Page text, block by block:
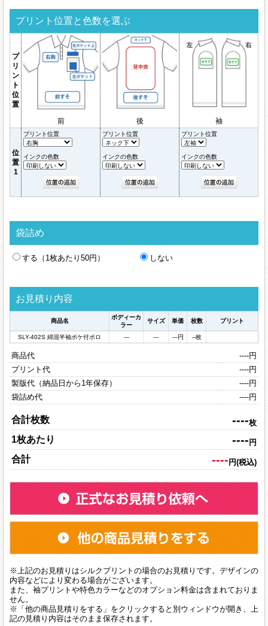
プリント位置と色数を選ぶ
プ
リ
ン
ト
位
置
前
後 袖
位
置
1
プリント位置
インクの色数
プリント位置
インクの色数
プリント位置
インクの色数
袋詰め
する（1枚あたり50円） しない
お見積り内容
商品名
ボディーカ
ラー
サイズ 単価 枚数 プリント
SLY-402S 綿混半袖ポケ付ポロ --- --- ---円 --枚
商品代 ----円
プリント代
----円
製版代（納品日から1年保存）
----円
袋詰め代
----円
合計枚数 ----枚
1枚あたり ---- 円
合計 ---- 円(税込)
※上記のお見積りはシルクプリントの場合のお見積りです。デザインの
内容などにより変わる場合がございます。
また、袖プリントや特色カラーなどのオプション料金は含まれておりま
せん。
※「他の商品見積りをする」をクリックすると別ウィンドウが開き、上
記の見積り内容はそのまま保存されます。